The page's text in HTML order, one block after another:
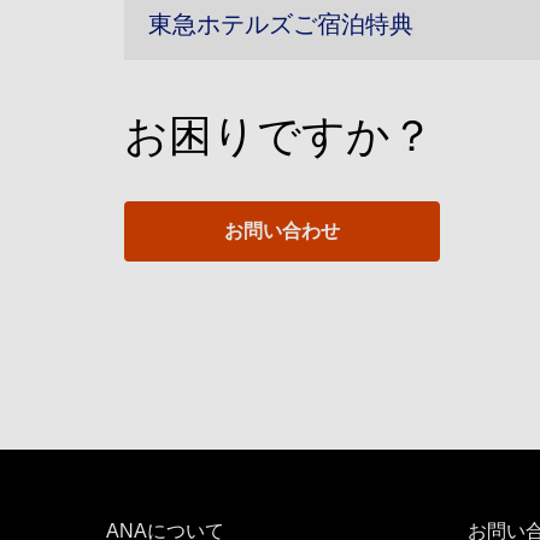
東急ホテルズご宿泊特典
お困りですか？
お問い合わせ
ANAについて
お問い